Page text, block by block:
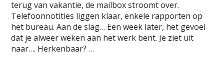
terug van vakantie, de mailbox stroomt over.
Telefoonnotities liggen klaar, enkele rapporten op
het bureau. Aan de slag… Een week later, het gevoel
dat je alweer weken aan het werk bent. Je ziet uit
naar…. Herkenbaar? …